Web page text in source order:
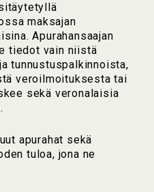
maksajan
Apurahansaajan
tiedot vain niistä
tunnustuspalkinnoista,
veroilmoituksesta tai
sekä veronalaisia
apurahat sekä
tuloa, jona ne